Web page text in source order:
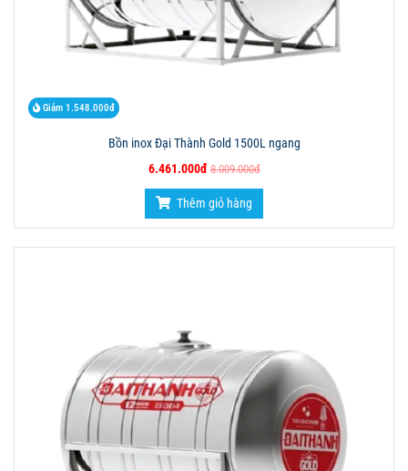
Giảm 1.548.000đ
Bồn inox Đại Thành Gold 1500L ngang
6.461.000đ 8.009.000đ
Thêm giỏ hàng